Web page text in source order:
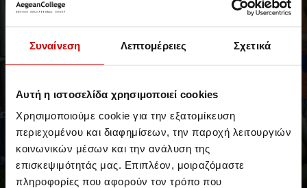
Συναίνεση Λεπτομέρειες Σχετικά
Αυτή η ιστοσελίδα χρησιμοποιεί cookies
Χρησιμοποιούμε cookie για την εξατομίκευση
περιεχομένου και διαφημίσεων, την παροχή λειτουργιών
κοινωνικών μέσων και την ανάλυση της
επισκεψιμότητάς μας. Επιπλέον, μοιραζόμαστε
πληροφορίες που αφορούν τον τρόπο που
//10 Νοεμβρίου 2018
Το Healthy Cooking Seminar με τον
Μάνο Δημητρούλη επιστρέφει!
Παρασκευαστήριο Διαιτολογικών Συνταγών